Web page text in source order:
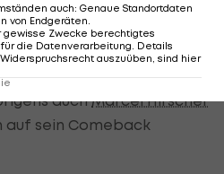
im Jänner 1988 den
und sicherte sich zudem
auchMarcel Hirscher
auf sein Comeback
auch: Genaue Standortdaten
von Endgeräten.
Zwecke berechtigtes
die Datenverarbeitung. Details
auszuüben, sind hier